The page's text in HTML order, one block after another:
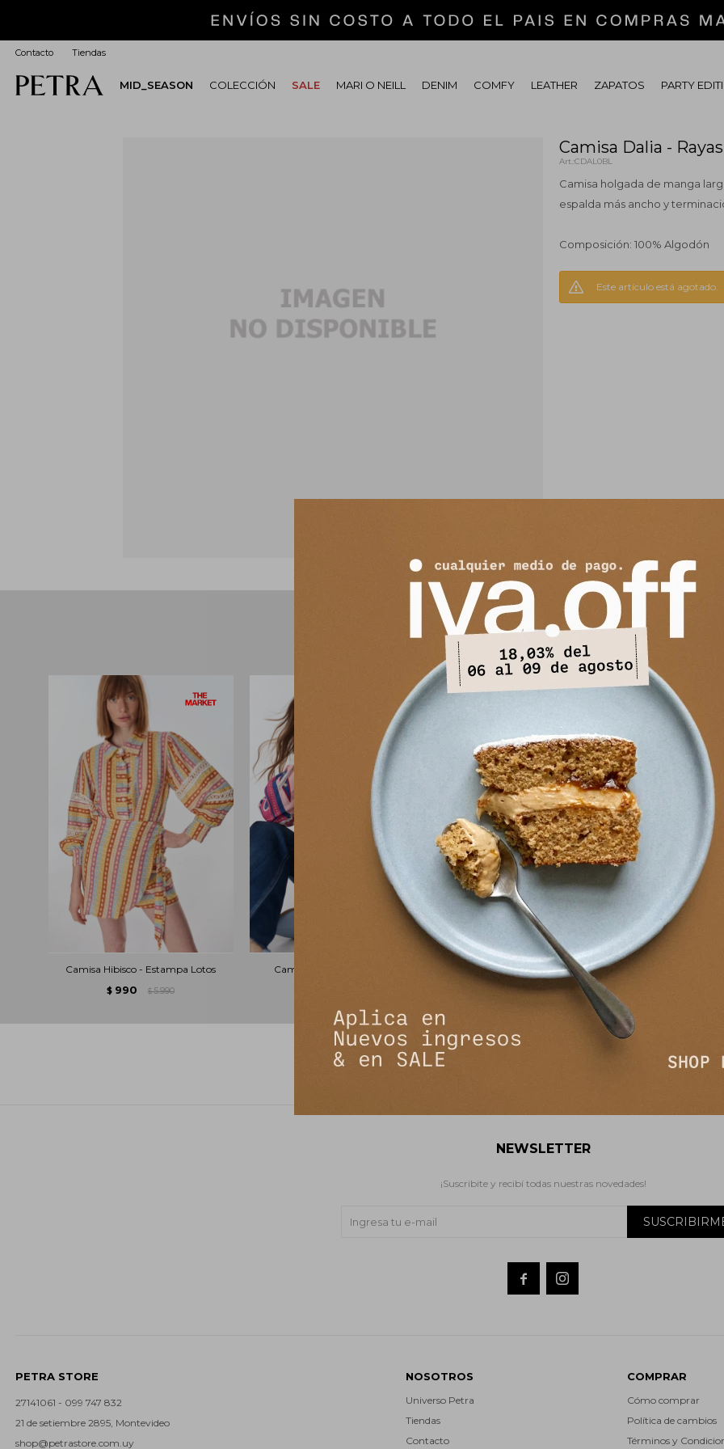
MID_SEASON COLECCIÓN SALE MARI O NEILL DENIM COMFY LEATHER ZAPATOS PARTY
Contacto Tiendas
Camisa Dalia -
CDAL0BL
Camisa holgada de manga
espalda más ancho y
Composición: 100% Algodón
Este artículo está agotado.
PRODUCTOS QUE TE PUEDEN INTERESAR
Camisa Hibisco - Estampa Lotos
$ 990 $ 5.990
Camisa Nysa - Estampa Azul Camisa Anna - Blanco
$ 1.990 $ 4.990
PETRA STORE
27141061 - 099 747 832
21 de setiembre 2895, Montevideo
shop@petrastore.com.uy
NOSOTROS
Universo Petra
Tiendas
Contacto
COMPRAR
Cómo comprar
Política de cambios
Términos y
NEWSLETTER
¡Suscribite y recibí todas nuestras novedades!
 